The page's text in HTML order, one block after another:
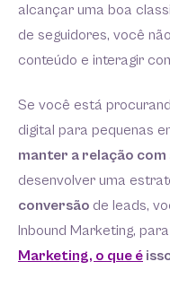
alcançar uma boa
de seguidores, você
conteúdo e interagir
Se você está
digital para pequenas
manter a relação com
desenvolver uma
conversão de leads,
Inbound Marketing,
Marketing, o que é